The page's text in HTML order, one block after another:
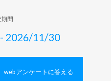
間
2026/11/30
web アンケートに答える